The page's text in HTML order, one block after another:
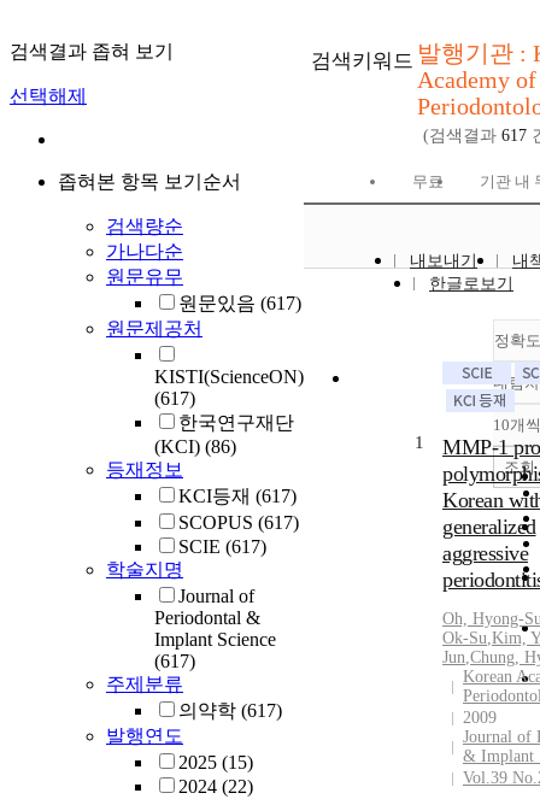
검색결과 좁혀 보기
선택해제
좁혀본 항목 보기순서
검색량순
가나다순
원문유무
원문있음 (617)
원문제공처
KISTI(ScienceON)
(617)
한국연구재단
(KCI) (86)
등재정보
KCI등재 (617)
SCOPUS (617)
SCIE (617)
학술지명
Journal of
Periodontal &
Implant Science
(617)
주제분류
의약학 (617)
발행연도
2025 (15)
2024 (22)
검색키워드 발행기관 :
Academy of
(검색결과 617
무료 기관 내
내보내기
내
한글로보기
정확
내림
10개
조회
1
MMP-1
Korean
generalized
aggressive
Oh, Hyong-
Ok-Su,Kim,
Jun,Chung,
Korean
2009
Journal of
& Implant
Vol.39